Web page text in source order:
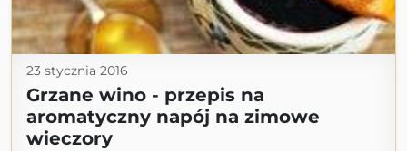
23 stycznia 2016
Grzane wino - przepis na
aromatyczny napój na zimowe
wieczory